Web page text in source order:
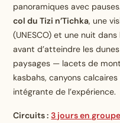
panoramiques avec
col du Tizi n’Tichka, une
(UNESCO) et une nuit
avant d’atteindre les
paysages — lacets de
kasbahs, canyons
intégrante de l’expérience.
Circuits : 3 jours en